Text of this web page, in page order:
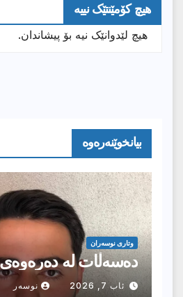
هیچ کۆمێنتێک نییە
هیچ لێدوانێک نیە بۆ پیشاندان.
بیانخوێنەرەوە
وتارى نوسەران
دەسەڵات لە دەرەوەی
ئاب 7, 2026 نوسەر